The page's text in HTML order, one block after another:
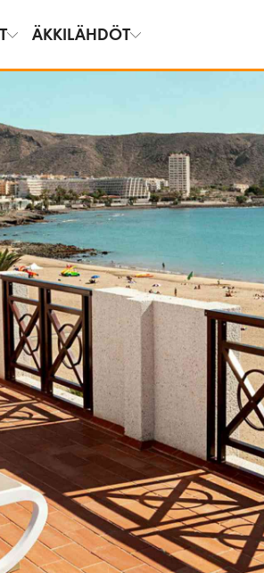
ÄKKILÄHDÖT